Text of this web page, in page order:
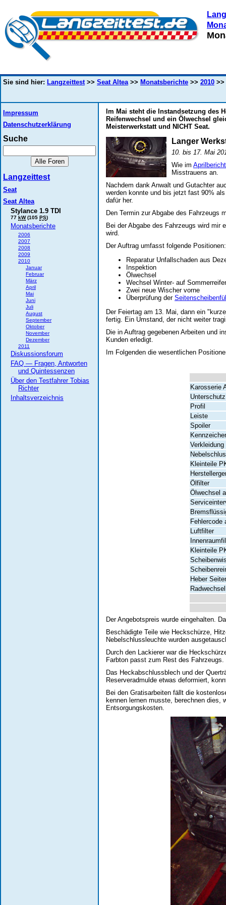
Sie sind hier: Langzeittest>> Seat Altea>> Monatsberichte >> 2010 >>
Impressum
Datenschutzerklärung
Suche
Langzeittest
Seat
Seat Altea
Stylance 1.9 TDI
77 kW(105 PS)
Monatsberichte
2006
2007
2008
2009
2010
Januar
Februar
März
April
Mai
Juni
Juli
August
September
Oktober
November
Dezember
2011
Diskussionsforum
FAQ — Fragen, Antworten
und Quintessenzen
Über den Testfahrer Tobias
Richter
Inhaltsverzeichnis
Im Mai steht die Instandsetzung des
Reifenwechsel und ein Ölwechsel
Meisterwerkstatt und NICHT Seat.
Langer
10. bis 17. Mai
Wie im Aprilbericht
Misstrauens an.
Nachdem dank Anwalt und Gutachter
werden konnte und bis jetzt fast 90%
dafür her.
Den Termin zur Abgabe des Fahrzeugs
Bei der Abgabe des Fahrzeugs wird
wird.
Der Auftrag umfasst folgende Positionen:
Reparatur Unfallschaden aus
Inspektion
Ölwechsel
Wechsel Winter- auf
Zwei neue Wischer vorne
Überprüfung der
Der Feiertag am 13. Mai, dann ein
fertig. Ein Umstand, der nicht weiter
Die in Auftrag gegebenen Arbeiten und
Kunden erledigt.
Im Folgenden die wesentlichen
Karosserie
Unterschutz
Profil
Leiste
Spoiler
Verkleidung
Kleinteile
Ölfilter
Ölwechsel
Fehlercode
Luftfilter
Kleinteile
Heber
Der Angebotspreis wurde eingehalten.
Beschädigte Teile wie Heckschürze,
Nebelschlussleuchte wurden
Durch den Lackierer war die
Farbton passt zum Rest des
Das Heckabschlussblech und der
Reserveradmulde etwas deformiert,
Bei den Gratisarbeiten fällt die
kennen lernen musste, berechnen dies,
Entsorgungskosten.